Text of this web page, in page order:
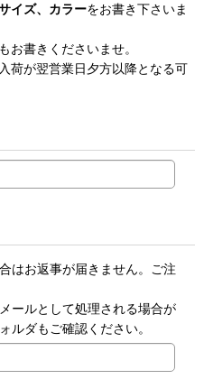
イズ、カラーをお書き下さいま
もお書きくださいませ。
荷が翌営業日夕方以降となる可
はお返事が届きません。ご注
ールとして処理される場合が
ルダもご確認ください。